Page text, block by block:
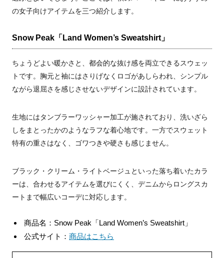
の女子向けアイテムを三つ紹介します。
Snow Peak「Land Women’s Sweatshirt」
ちょうどよい暖かさと、都会的な抜け感を両立できるスウェッ
トです。胸元と袖にはさりげなくロゴがあしらわれ、シンプル
ながら退屈さを感じさせないデザインに設計されています。
生地にはタンブラーワッシャー加工が施されており、洗いざら
しをまとったかのようなラフな着心地です。一方でスウェット
特有の重さはなく、ゴワつきや硬さも感じません。
ブラック・クリーム・ライトベージュといった落ち着いたカラ
ーは、合わせるアイテムを選びにくく、デニムからロングスカ
ートまで幅広いコーデに対応します。
商品名：Snow Peak「Land Women’s Sweatshirt」
公式サイト： 商品はこちら